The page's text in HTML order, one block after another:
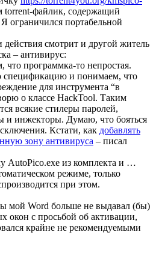
torrent-файлик, содержащий
ограничился портабельной
смотрит и другой житель
– антивирус:
что программка-то непростая.
спецификацию и понимаем, что
для инструмента “в
о классе HackTool. Таким
всякие стилеры паролей,
и инжекторы. Думаю, что бояться
Кстати, как добавлять
зону антивируса – писал
AutoPico.exe из комплекта и …
режиме, только
при этом.
мой Word больше не выдавал (бы)
окон с просьбой об активации,
крайне не рекомендуемыми